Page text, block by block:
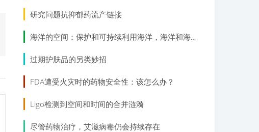
研究问题抗抑郁药流产链接
海洋的空间：保护和可持续利用海洋，海洋和海洋资源
过期护肤品的另类妙招
FDA遭受火灾时的药物安全性：该怎么办？
Ligo检测到空间和时间的合并涟漪
尽管药物治疗，艾滋病毒仍会持续存在